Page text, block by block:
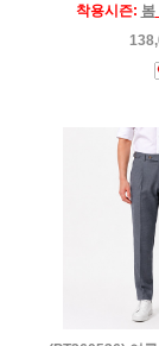
착용시즌: 봄